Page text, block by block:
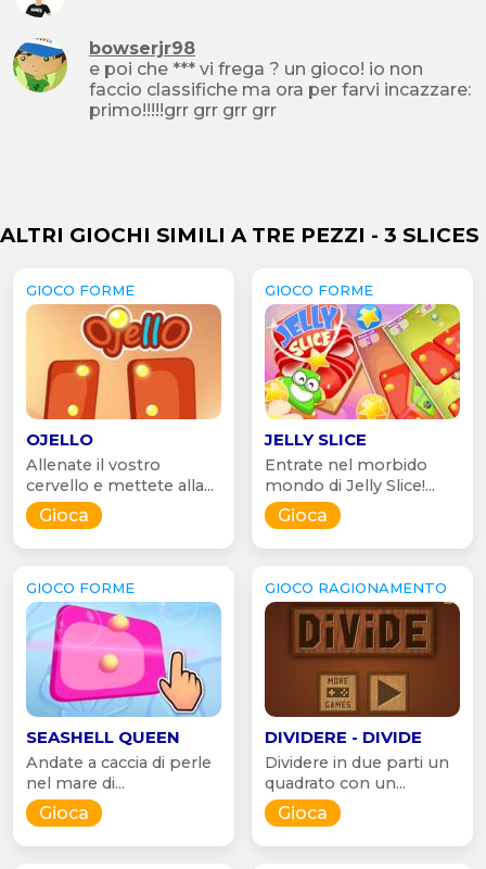
bowserjr98
e poi che *** vi frega ? un gioco! io non
faccio classifiche ma ora per farvi incazzare:
primo!!!!!grr grr grr grr
ALTRI GIOCHI SIMILI A TRE PEZZI - 3 SLICES
GIOCO FORME
OJELLO
Allenate il vostro
cervello e mettete alla...
Gioca
GIOCO FORME
JELLY SLICE
Entrate nel morbido
mondo di Jelly Slice!...
Gioca
GIOCO FORME
SEASHELL QUEEN
Andate a caccia di perle
nel mare di...
Gioca
GIOCO RAGIONAMENTO
DIVIDERE - DIVIDE
Dividere in due parti un
quadrato con un...
Gioca